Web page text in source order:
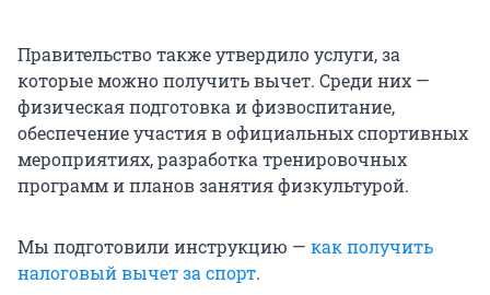
Правительство также утвердило услуги, за
которые можно получить вычет. Среди них —
физическая подготовка и физвоспитание,
обеспечение участия в официальных спортивных
мероприятиях, разработка тренировочных
программ и планов занятия физкультурой.
Мы подготовили инструкцию — как получить
налоговый вычет за спорт.